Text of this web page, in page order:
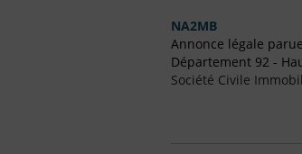
NA2MB
Annonce légale
Département 92 -
Société Civile